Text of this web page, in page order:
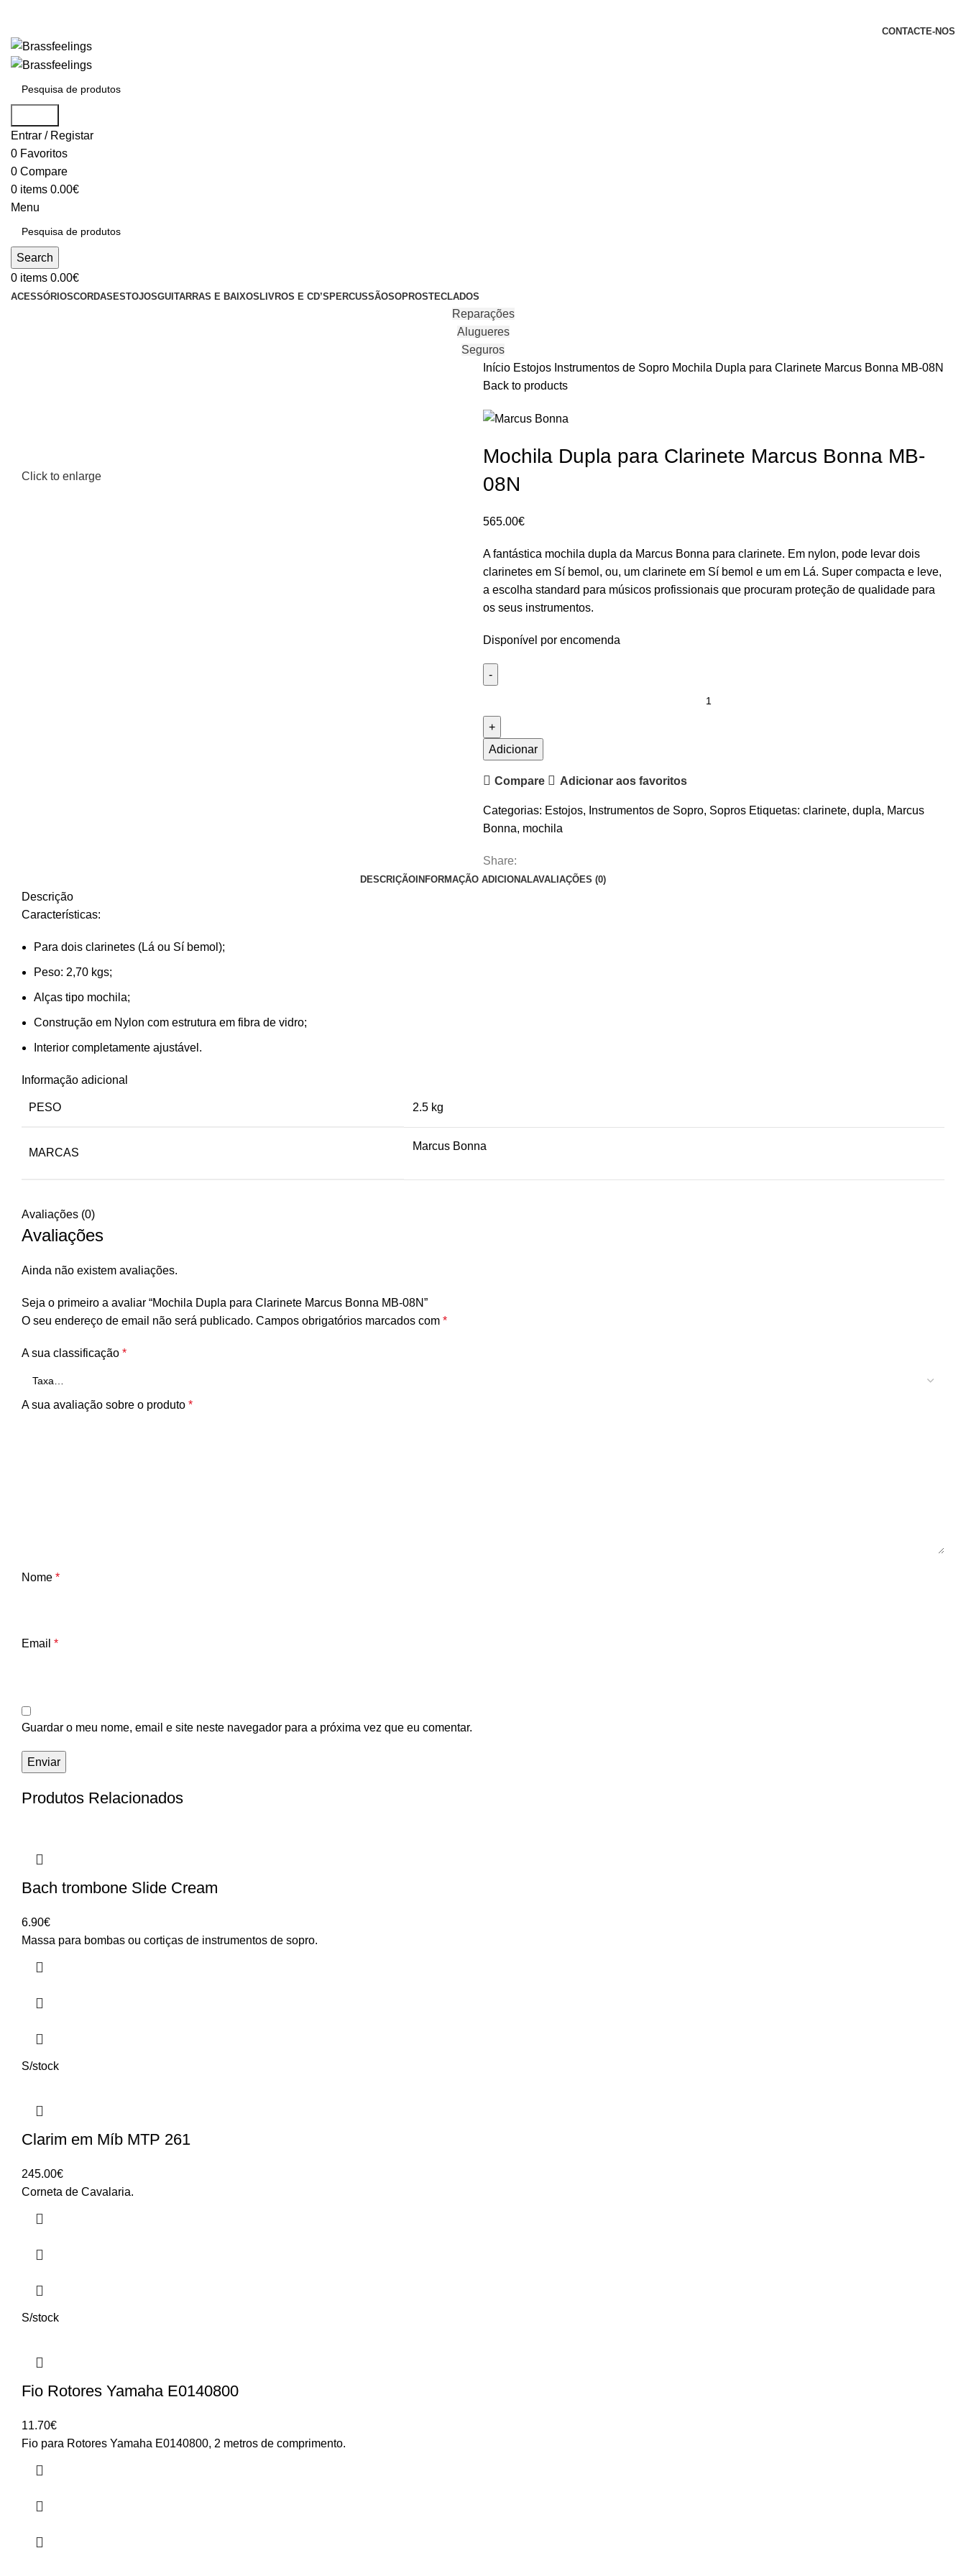
CONTACTE-NOS
Entrar / Registar
0 Favoritos
0 Compare
0 items 0.00€
Menu
Search
0 items 0.00€
ACESSÓRIOSCORDAS ESTOJOSGUITARRAS E BAIXOS LIVROS E CD’S PERCUSSÃOSOPROSTECLADOS
Reparações
Alugueres
Seguros
Click to enlarge
Início Estojos Instrumentos de Sopro Mochila Dupla para Clarinete Marcus Bonna MB-08N
Back to products
Mochila Dupla para Clarinete Marcus Bonna MB-
08N
565.00€
A fantástica mochila dupla da Marcus Bonna para clarinete. Em nylon, pode levar dois
clarinetes em Sí bemol, ou, um clarinete em Sí bemol e um em Lá. Super compacta e leve,
a escolha standard para músicos profissionais que procuram proteção de qualidade para
os seus instrumentos.
Disponível por encomenda
Mochila
Dupla
Clarinete
Bonna
08N
Adicionar
Compare Adicionar aos favoritos
Categorias: Estojos, Instrumentos de Sopro, Sopros Etiquetas: clarinete, dupla, Marcus
Bonna, mochila
Share:
DESCRIÇÃO INFORMAÇÃO ADICIONALAVALIAÇÕES (0)
Descrição
Características:
Para dois clarinetes (Lá ou Sí bemol);
Peso: 2,70 kgs;
Alças tipo mochila;
Construção em Nylon com estrutura em fibra de vidro;
Interior completamente ajustável.
Informação adicional
PESO 2.5 kg
MARCAS
Marcus Bonna
Avaliações (0)
Avaliações
Ainda não existem avaliações.
Seja o primeiro a avaliar “Mochila Dupla para Clarinete Marcus Bonna MB-08N”
O seu endereço de email não será publicado. Campos obrigatórios marcados com *
A sua classificação *
A sua avaliação sobre o produto *
Nome *
Email *
Guardar o meu nome, email e site neste navegador para a próxima vez que eu comentar.
Produtos Relacionados
Bach trombone Slide Cream
6.90€
Massa para bombas ou cortiças de instrumentos de sopro.
S/stock
Clarim em Míb MTP 261
245.00€
Corneta de Cavalaria.
S/stock
Fio Rotores Yamaha E0140800
11.70€
Fio para Rotores Yamaha E0140800, 2 metros de comprimento.